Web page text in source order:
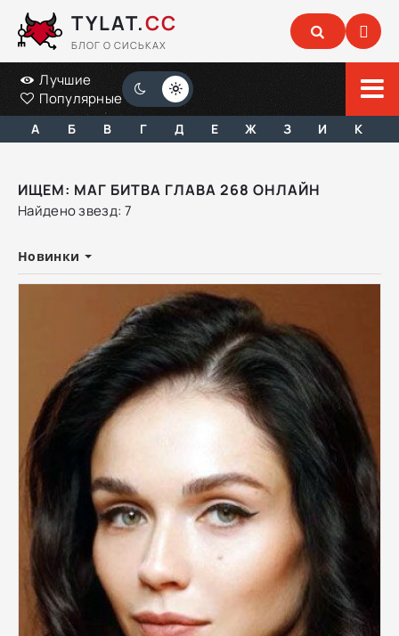
TYLAT.CC
БЛОГ О СИСЬКАХ
Лучшие
Популярные
А Б В Г Д Е Ж З И К
ИЩЕМ: МАГ БИТВА ГЛАВА 268 ОНЛАЙН
Найдено звезд: 7
Новинки